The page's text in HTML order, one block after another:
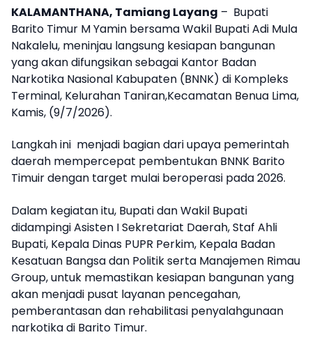
KALAMANTHANA, Tamiang Layang – Bupati
Barito Timur M Yamin bersama Wakil Bupati Adi Mula
Nakalelu, meninjau langsung kesiapan bangunan
yang akan difungsikan sebagai Kantor Badan
Narkotika Nasional Kabupaten (BNNK) di Kompleks
Terminal, Kelurahan Taniran,Kecamatan Benua Lima,
Kamis, (9/7/2026).
Langkah ini menjadi bagian dari upaya pemerintah
daerah mempercepat pembentukan BNNK Barito
Timuir dengan target mulai beroperasi pada 2026.
Dalam kegiatan itu, Bupati dan Wakil Bupati
didampingi Asisten I Sekretariat Daerah, Staf Ahli
Bupati, Kepala Dinas PUPR Perkim, Kepala Badan
Kesatuan Bangsa dan Politik serta Manajemen Rimau
Group, untuk memastikan kesiapan bangunan yang
akan menjadi pusat layanan pencegahan,
pemberantasan dan rehabilitasi penyalahgunaan
narkotika di Barito Timur.